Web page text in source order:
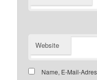
Website
Name, E-Mail-